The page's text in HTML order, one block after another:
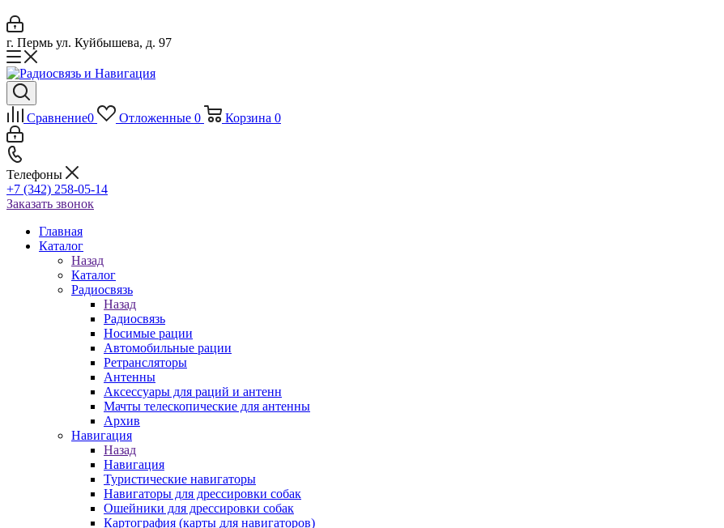
г. Пермь ул. Куйбышева, д. 97
Сравнение0 Отложенные 0 Корзина 0
Телефоны
+7 (342) 258-05-14
Заказать звонок
Главная
Каталог
Назад
Каталог
Радиосвязь
Назад
Радиосвязь
Носимые рации
Автомобильные рации
Ретрансляторы
Антенны
Аксессуары для раций и антенн
Мачты телескопические для антенны
Архив
Навигация
Назад
Навигация
Туристические навигаторы
Навигаторы для дрессировки собак
Ошейники для дрессировки собак
Картография (карты для навигаторов)